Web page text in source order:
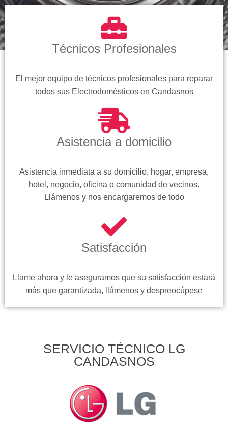
Técnicos Profesionales
El mejor equipo de técnicos profesionales para reparar
todos sus Electrodomésticos en Candasnos
Asistencia a domicilio
Asistencia inmediata a su domicilio, hogar, empresa,
hotel, negocio, oficina o comunidad de vecinos.
Llámenos y nos encargaremos de todo
Satisfacción
Llame ahora y le aseguramos que su satisfacción estará
más que garantizada, llámenos y despreocúpese
SERVICIO TÉCNICO LG
CANDASNOS